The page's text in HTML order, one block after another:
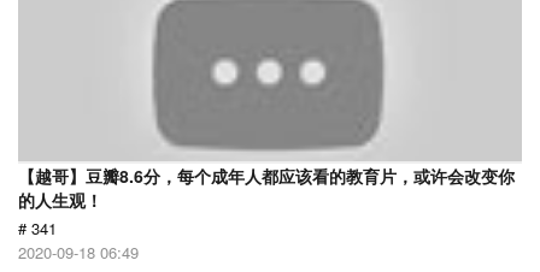
【越哥】豆瓣8.6分，每个成年人都应该看的教育片，或许会改变你
的人生观！
# 341
2020-09-18 06:49